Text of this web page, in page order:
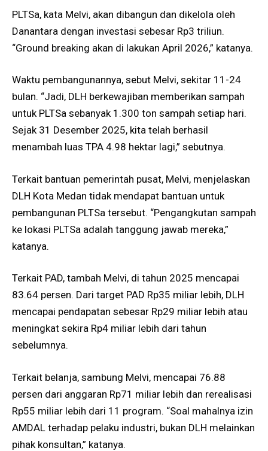
PLTSa, kata Melvi, akan dibangun dan dikelola oleh
Danantara dengan investasi sebesar Rp3 triliun.
“Ground breaking akan di lakukan April 2026,” katanya.
Waktu pembangunannya, sebut Melvi, sekitar 11-24
bulan. “Jadi, DLH berkewajiban memberikan sampah
untuk PLTSa sebanyak 1.300 ton sampah setiap hari.
Sejak 31 Desember 2025, kita telah berhasil
menambah luas TPA 4.98 hektar lagi,” sebutnya.
Terkait bantuan pemerintah pusat, Melvi, menjelaskan
DLH Kota Medan tidak mendapat bantuan untuk
pembangunan PLTSa tersebut. “Pengangkutan sampah
ke lokasi PLTSa adalah tanggung jawab mereka,”
katanya.
Terkait PAD, tambah Melvi, di tahun 2025 mencapai
83.64 persen. Dari target PAD Rp35 miliar lebih, DLH
mencapai pendapatan sebesar Rp29 miliar lebih atau
meningkat sekira Rp4 miliar lebih dari tahun
sebelumnya.
Terkait belanja, sambung Melvi, mencapai 76.88
persen dari anggaran Rp71 miliar lebih dan rerealisasi
Rp55 miliar lebih dari 11 program. “Soal mahalnya izin
AMDAL terhadap pelaku industri, bukan DLH melainkan
pihak konsultan,” katanya.